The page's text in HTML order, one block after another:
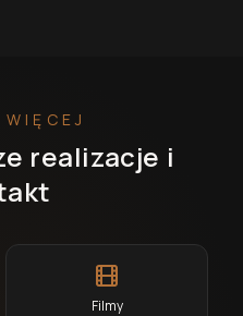
realizacje i
Filmy